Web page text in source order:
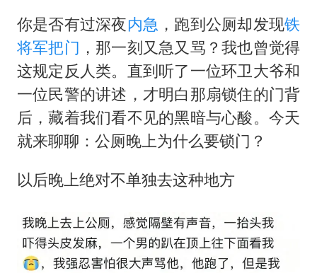
你是否有过深夜内急 ，跑到公厕却发现铁
将军把门 ，那一刻又急又骂？我也曾觉得
这规定反人类。直到听了一位环卫大爷和
一位民警的讲述，才明白那扇锁住的门背
后，藏着我们看不见的黑暗与心酸。今天
就来聊聊：公厕晚上为什么要锁门？
以后晚上绝对不单独去这种地方